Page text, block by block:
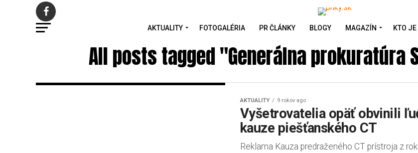
AKTUALITY FOTOGALÉRIA PR ČLÁNKY BLOGY MAGAZÍN KTO
All posts tagged "Generálna prokuratúra
AKTUALITY 9 rokov ago
Vyšetrovatelia opäť obvinili
kauze piešťanského CT
Reklama Kauza predraženého CT prístroja z